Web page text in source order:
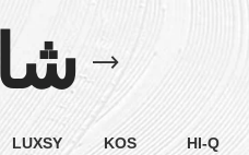
HI-Q
KOS
LUXSY